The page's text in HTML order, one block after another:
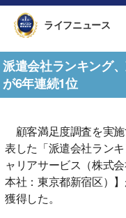
ライフニュース
派遣会社ランキング
が6年連続1位
顧客満足度調査を実
表した「派遣会社ラン
ャリアサービス（株式
本社：東京都新宿区）
獲得した。